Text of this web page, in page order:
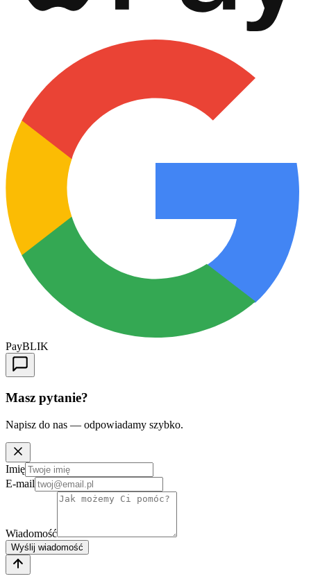
PayBLIK
Masz pytanie?
Napisz do nas — odpowiadamy szybko.
Imię
E-mail
Wiadomość
Wyślij wiadomość